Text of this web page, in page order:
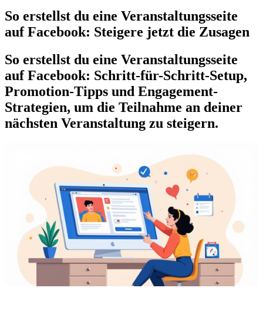
So erstellst du eine Veranstaltungsseite
auf Facebook: Steigere jetzt die Zusagen
So erstellst du eine Veranstaltungsseite
auf Facebook: Schritt-für-Schritt-Setup,
Promotion-Tipps und Engagement-
Strategien, um die Teilnahme an deiner
nächsten Veranstaltung zu steigern.